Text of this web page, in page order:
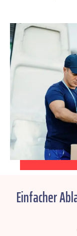
Einfacher